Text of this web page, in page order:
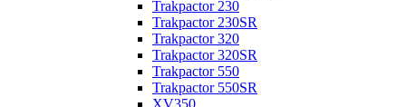
Trakpactor 230
Trakpactor 230SR
Trakpactor 320
Trakpactor 320SR
Trakpactor 550
Trakpactor 550SR
XV350